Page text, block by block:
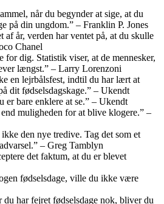
når du begynder at sige, at du
på din ungdom.” – Franklin P. Jones
af år, verden har ventet på, at du skulle
Chanel
for dig. Statistik viser, at de mennesker,
længst.” – Larry Lorenzoni
en lejrbålsfest, indtil du har lært at
dit fødselsdagskage.” – Ukendt
er bare enklere at se.” – Ukendt
muligheden for at blive klogere.” –
den nye tredive. Tag det som et
– Greg Tamblyn
det faktum, at du er blevet
fødselsdage, ville du ikke være
du har fejret fødselsdage nok, bliver du